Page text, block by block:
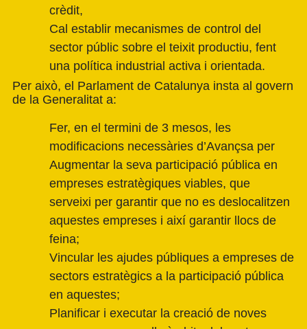
crèdit,
Cal establir mecanismes de control del
sector públic sobre el teixit productiu, fent
una política industrial activa i orientada.
Per això, el Parlament de Catalunya insta al govern
de la Generalitat a:
Fer, en el termini de 3 mesos, les
modificacions necessàries d’Avançsa per
Augmentar la seva participació pública en
empreses estratègiques viables, que
serveixi per garantir que no es deslocalitzen
aquestes empreses i així garantir llocs de
feina;
Vincular les ajudes públiques a empreses de
sectors estratègics a la participació pública
en aquestes;
Planificar i executar la creació de noves